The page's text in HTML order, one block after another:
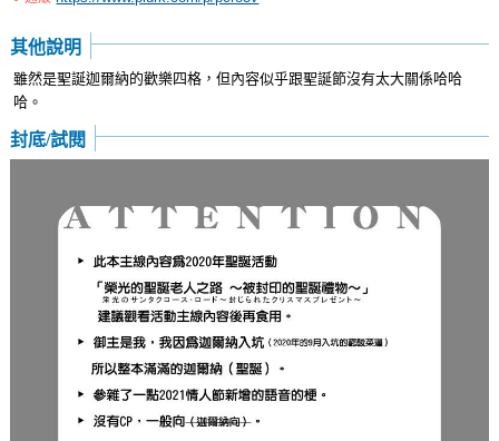
其他說明
雖然是聖誕迦爾納的歡樂四格，但內容似乎跟聖誕節沒有太大關係哈哈
哈。
封底/試閱